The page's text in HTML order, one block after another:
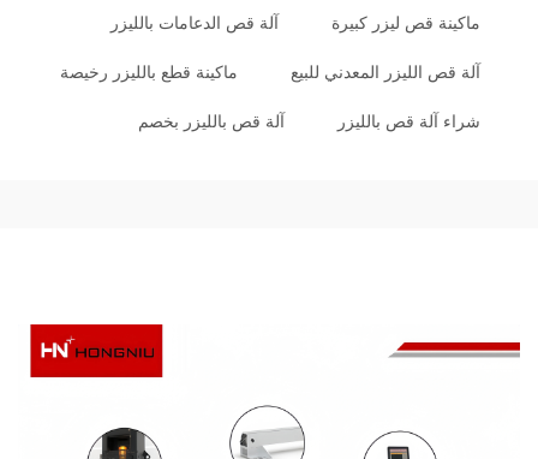
ماكينة قص ليزر كبيرة آلة قص الدعامات بالليزر
آلة قص الليزر المعدني للبيع ماكينة قطع بالليزر رخيصة
شراء آلة قص بالليزر آلة قص بالليزر بخصم